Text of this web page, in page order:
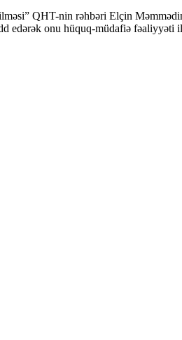
QHT-nin rəhbəri Elçin
edərək onu hüquq-müdafiə